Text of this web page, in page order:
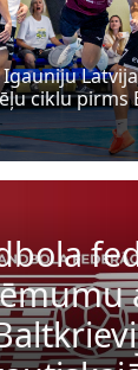
ciklu pirms